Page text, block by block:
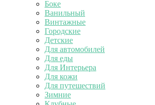
Боке
Ванильный
Винтажные
Городские
Детские
Для автомобилей
Для еды
Для Интерьера
Для кожи
Для путешествий
Зимние